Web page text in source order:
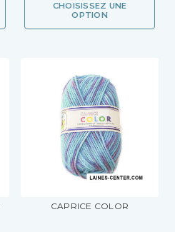
CHOISISSEZ UNE
OPTION
CAPRICE COLOR